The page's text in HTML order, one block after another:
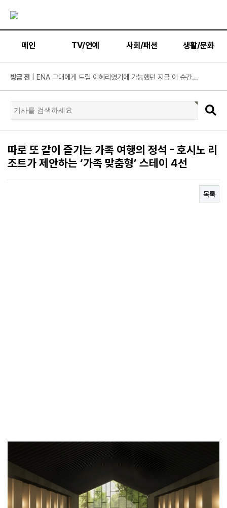
메인 TV/연예 사회/패션 생활/문화
방금 전| KBS2 '불후의 명곡' ‘히든 터틀맨’ 문세윤, 본격 출격! ...
방금 전 | 넷플릭스 ‘도라이버’ 주우재, "인성 좋은 우리와 ...
방금 전| ’데이식스 영케이’ 솔로 첫 헤드라이너, 사운드플래닛페...
방금 전| “10년간 관객이 선택한 코미디의 저력” 연극 <꽃의 ...
방금 전| KBS 2TV ‘너 말고 다른 연애’ 9월 12일(토) 첫 방송 확...
방금 전 | 위대한 가이드3 박명수, 사형제 2대 2 분열 위기에 극...
따로 또 같이 즐기는 가족 여행의 정석 - 호시노 리
조트가 제안하는 ‘가족 맞춤형’ 스테이 4선
목록